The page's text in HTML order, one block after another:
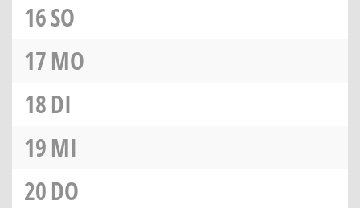
16SO
17MO
18DI
19MI
20DO